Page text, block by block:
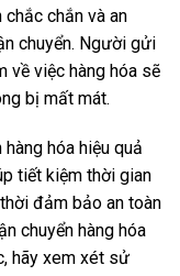
chắn và an
chuyển. Người gửi
về việc hàng hóa sẽ
bị mất mát.
hóa hiệu quả
tiết kiệm thời gian
đảm bảo an toàn
chuyển hàng hóa
hãy xem xét sử